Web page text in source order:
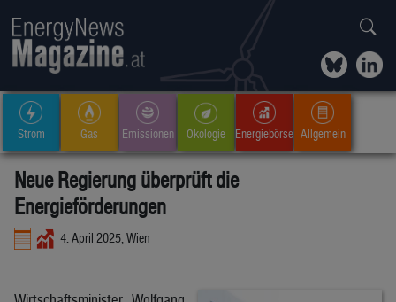
Strom Gas Emissionen Ökologie Energiebörse Allgemein
Neue Regierung überprüft die
Energieförderungen
4. April 2025, Wien